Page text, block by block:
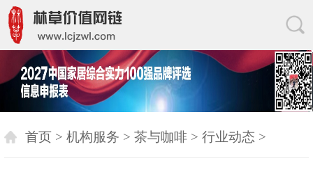
首页 > 机构服务 > 茶与咖啡> 行业动态 >